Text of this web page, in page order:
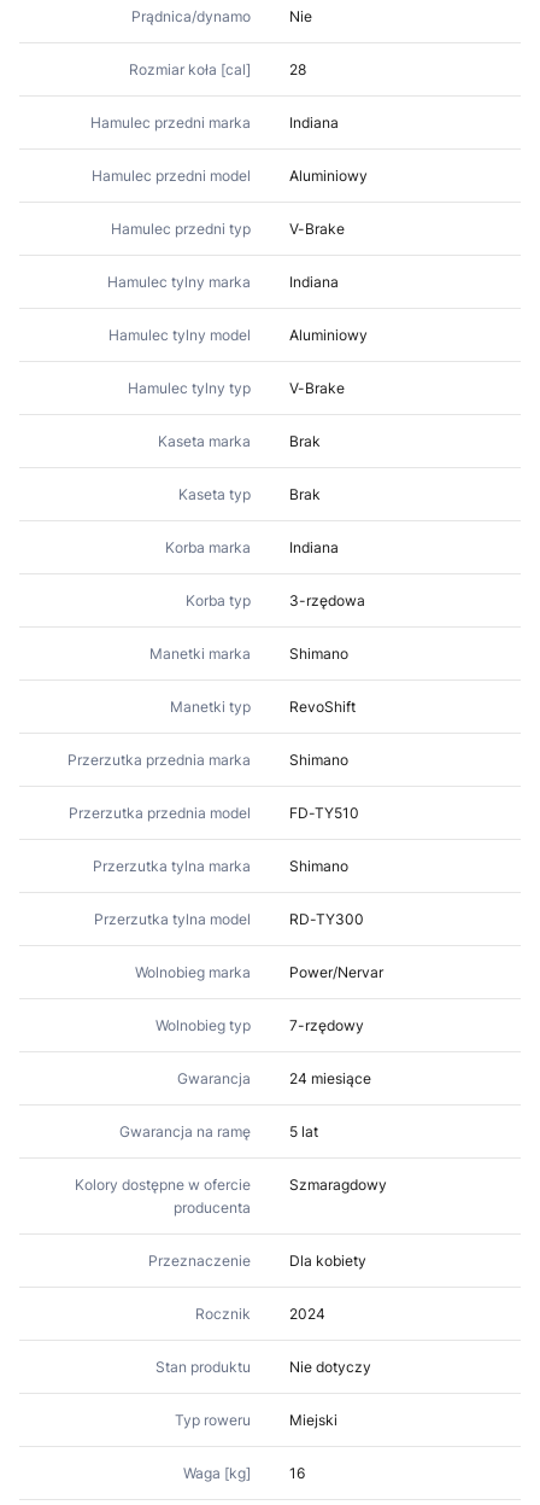
Prądnica/dynamo Nie
Rozmiar koła [cal] 28
Hamulec przedni marka Indiana
Hamulec przedni model Aluminiowy
Hamulec przedni typ V-Brake
Hamulec tylny marka Indiana
Hamulec tylny model Aluminiowy
Hamulec tylny typ V-Brake
Kaseta marka Brak
Kaseta typ Brak
Korba marka Indiana
Korba typ 3-rzędowa
Manetki marka Shimano
Manetki typ RevoShift
Przerzutka przednia marka Shimano
Przerzutka przednia model FD-TY510
Przerzutka tylna marka Shimano
Przerzutka tylna model RD-TY300
Wolnobieg marka Power/Nervar
Wolnobieg typ 7-rzędowy
Gwarancja 24 miesiące
Gwarancja na ramę 5 lat
Kolory dostępne w ofercie
producenta
Szmaragdowy
Przeznaczenie Dla kobiety
Rocznik 2024
Stan produktu Nie dotyczy
Typ roweru Miejski
Waga [kg] 16